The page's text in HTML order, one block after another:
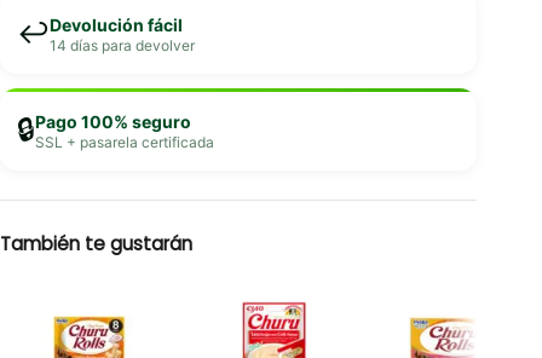
↩️Devolución fácil
14 días para devolver
🔒Pago 100% seguro
SSL + pasarela certificada
También te gustarán